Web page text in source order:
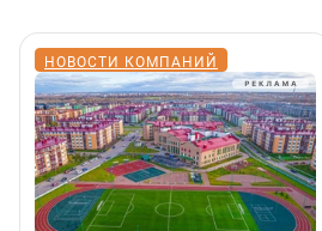
НОВОСТИ КОМПАНИЙ